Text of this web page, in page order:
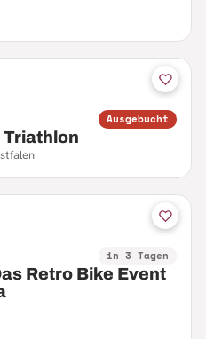
Ausgebucht
in 3 Tagen
Retro Bike Event